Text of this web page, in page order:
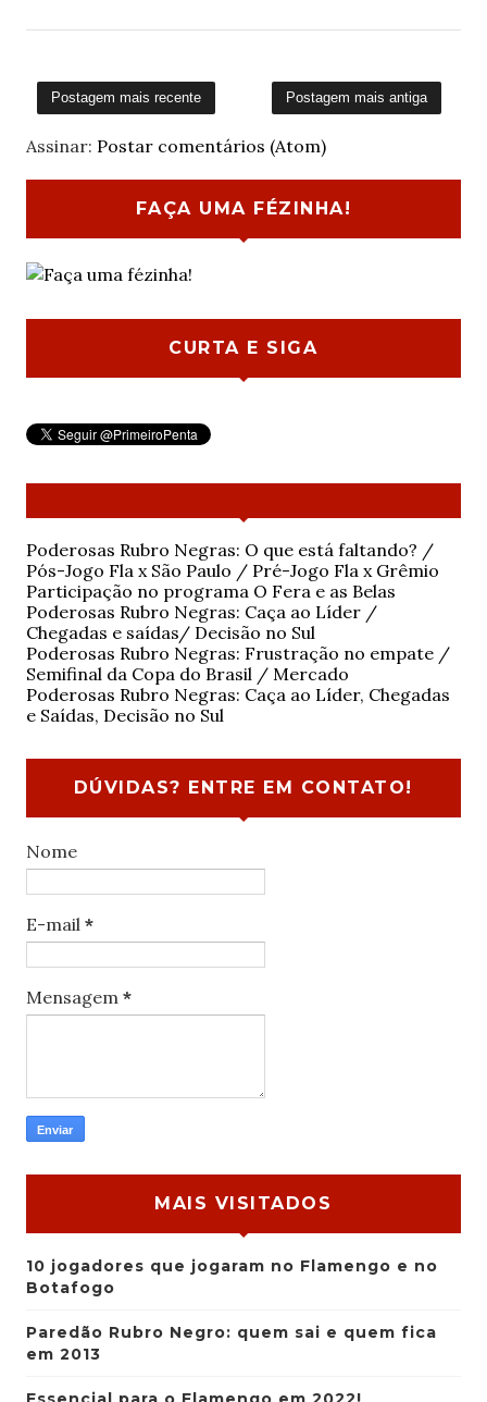
Postagem mais recente Postagem mais antiga
Assinar: Postar comentários (Atom)
FAÇA UMA FÉZINHA!
CURTA E SIGA
Poderosas Rubro Negras: O que está faltando? /
Pós-Jogo Fla x São Paulo / Pré-Jogo Fla x Grêmio
Participação no programa O Fera e as Belas
Poderosas Rubro Negras: Caça ao Líder /
Chegadas e saídas/ Decisão no Sul
Poderosas Rubro Negras: Frustração no empate /
Semifinal da Copa do Brasil / Mercado
Poderosas Rubro Negras: Caça ao Líder, Chegadas
e Saídas, Decisão no Sul
DÚVIDAS? ENTRE EM CONTATO!
Nome
E-mail *
Mensagem *
MAIS VISITADOS
10 jogadores que jogaram no Flamengo e no
Botafogo
Paredão Rubro Negro: quem sai e quem fica
em 2013